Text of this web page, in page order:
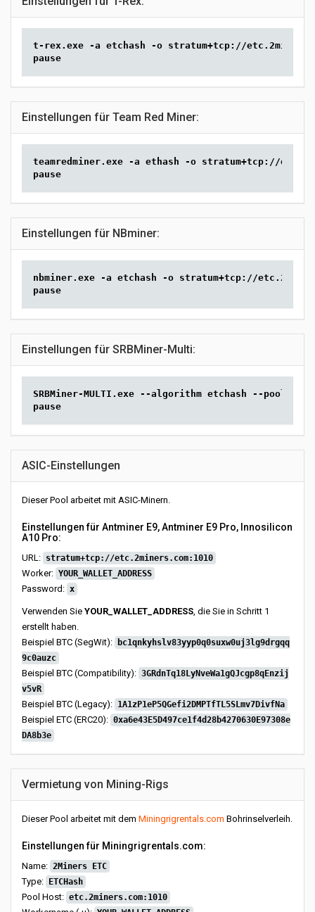
t-rex.exe -a etchash -o stratum+tcp://
pause
Einstellungen für Team Red Miner:
teamredminer.exe -a ethash -o stratum+tcp://
pause
Einstellungen für NBminer:
nbminer.exe -a etchash -o stratum+tcp://
pause
Einstellungen für SRBMiner-Multi:
SRBMiner-MULTI.exe --algorithm etchash --pool
pause
ASIC-Einstellungen
Dieser Pool arbeitet mit ASIC-Minern.
Einstellungen für Antminer E9, Antminer E9 Pro, Innosilicon
A10 Pro:
URL: stratum+tcp://etc.2miners.com:1010
Worker: YOUR_WALLET_ADDRESS
Password: x
Verwenden Sie YOUR_WALLET_ADDRESS, die Sie in Schritt 1
erstellt haben.
Beispiel BTC (SegWit):
bc1qnkyhslv83yyp0q0suxw0uj3lg9drgqq
9c0auzc
Beispiel BTC (Compatibility): 3GRdnTq18LyNveWa1gQJcgp8qEnzij
v5vR
Beispiel BTC (Legacy): 1A1zP1eP5QGefi2DMPTfTL5SLmv7DivfNa
Beispiel ETC (ERC20): 0xa6e43E5D497ce1f4d28b4270630E97308e
DA8b3e
Vermietung von Mining-Rigs
Dieser Pool arbeitet mit dem Miningrigrentals.com Bohrinselverleih.
Einstellungen für Miningrigrentals.com:
Name: 2Miners ETC
Type: ETCHash
Pool Host: etc.2miners.com:1010